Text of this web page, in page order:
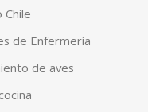
Chile
de Enfermería
de aves